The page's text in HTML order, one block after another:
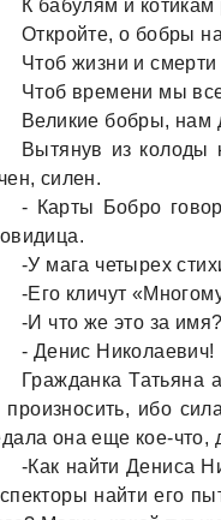
К бабулям и
Откройте, о бобры
Чтоб жизни и смерти
Чтоб времени мы
Великие бобры, нам
Вытянув из колоды
силен.
- Карты Бобро
-У мага четырех
-Его кличут
-И что же это за имя?
- Денис Николаевич!
Гражданка Татьяна
произносить, ибо
она еще кое-что,
-Как найти Дениса
найти его